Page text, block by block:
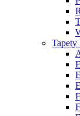
Tapety